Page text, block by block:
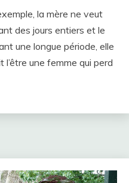
la mère ne veut
des jours entiers et le
une longue période, elle
une femme qui perd